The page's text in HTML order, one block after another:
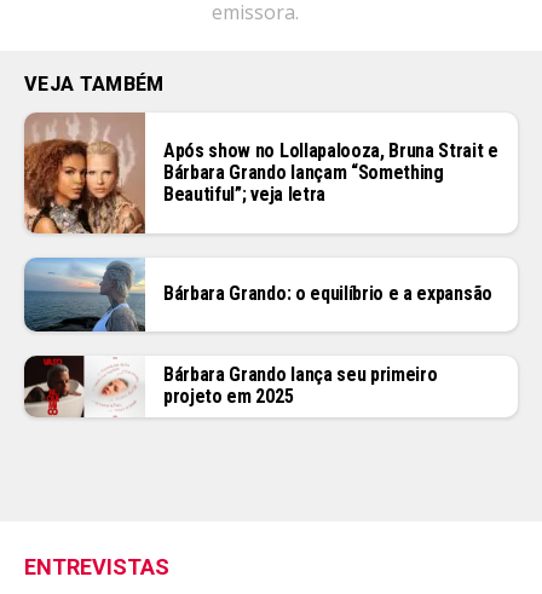
emissora.
VEJA TAMBÉM
Após show no Lollapalooza, Bruna Strait e
Bárbara Grando lançam “Something
Beautiful”; veja letra
Bárbara Grando: o equilíbrio e a expansão
Bárbara Grando lança seu primeiro
projeto em 2025
ENTREVISTAS